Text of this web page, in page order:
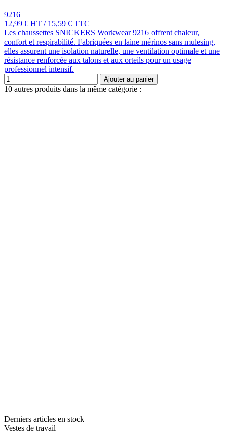
9216
12,99 € HT / 15,59 € TTC
Les chaussettes SNICKERS Workwear 9216 offrent chaleur,
confort et respirabilité. Fabriquées en laine mérinos sans mulesing,
elles assurent une isolation naturelle, une ventilation optimale et une
résistance renforcée aux talons et aux orteils pour un usage
professionnel intensif.
Ajouter au panier
10 autres produits dans la même catégorie :
Derniers articles en stock
Vestes de travail